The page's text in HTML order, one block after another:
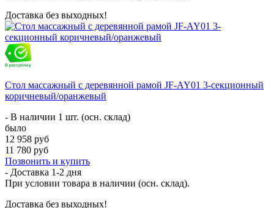
Доставка без выходных!
Стол массажный с деревянной рамой JF-AY01 3-секционный
коричневый/оранжевый
- В наличии 1 шт. (осн. склад)
было
12 958 руб
11 780 руб
Позвонить и купить
- Доставка 1-2 дня
При условии товара в наличии (осн. склад).
Доставка без выходных!